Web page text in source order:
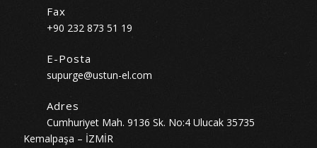
Fax
+90 232 873 51 19
E-Posta
supurge@ustun-el.com
Adres
Cumhuriyet Mah. 9136 Sk. No:4 Ulucak 35735
Kemalpaşa – İZMİR